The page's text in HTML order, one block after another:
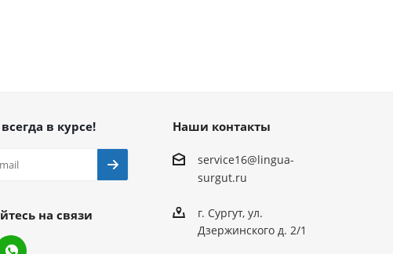
в курсе!
на связи
Наши контакты
service16@lingua-
surgut.ru
г. Сургут,ул.
Дзержинского д. 2/1